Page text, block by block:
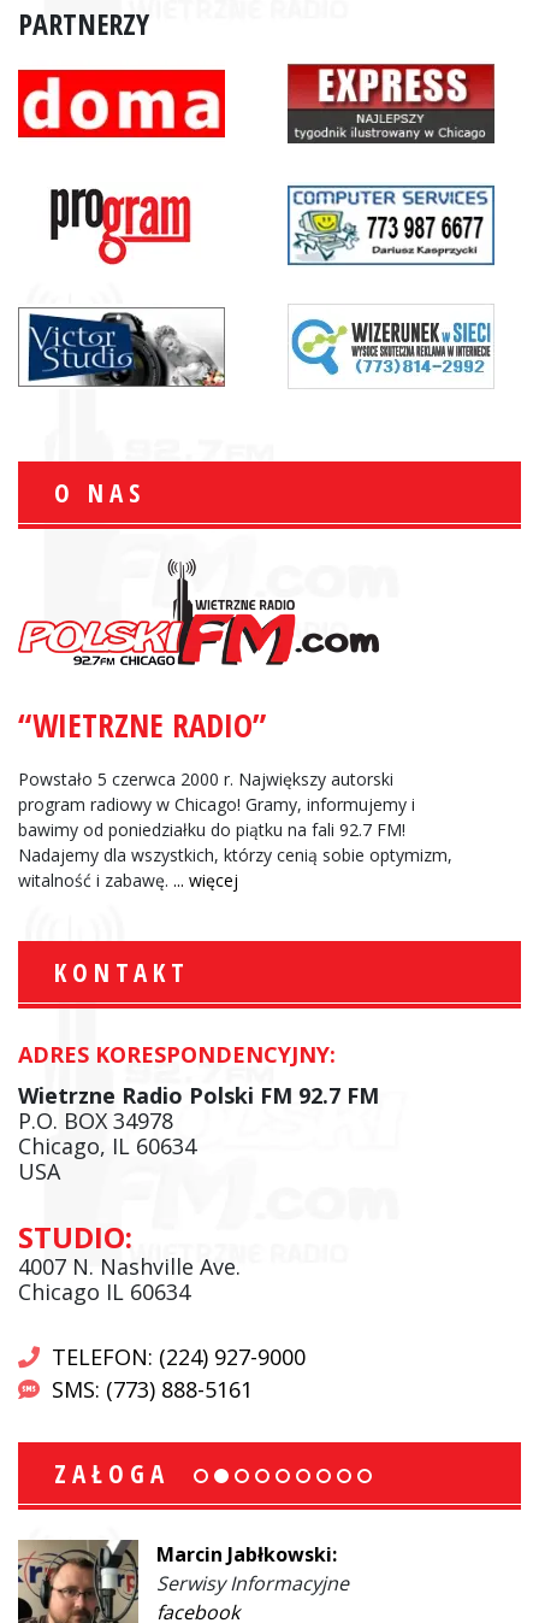
PARTNERZY
O NAS
“WIETRZNE RADIO”
Powstało 5 czerwca 2000 r. Największy autorski
program radiowy w Chicago! Gramy, informujemy i
bawimy od poniedziałku do piątku na fali 92.7 FM!
Nadajemy dla wszystkich, którzy cenią sobie optymizm,
witalność i zabawę. ... więcej
KONTAKT
ADRES KORESPONDENCYJNY:
Wietrzne Radio Polski FM 92.7 FM
P.O. BOX 34978
Chicago, IL 60634
USA
STUDIO:
4007 N. Nashville Ave.
Chicago IL 60634
TELEFON: (224) 927-9000
SMS: (773) 888-5161
ZAŁOGA
Marcin Jabłkowski:
Serwisy Informacyjne
facebook